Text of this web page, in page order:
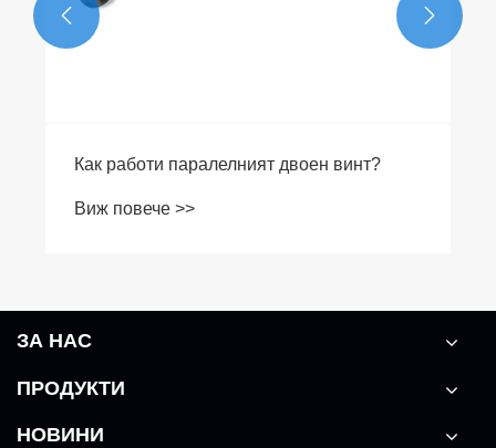
Как работи паралелният двоен винт?
Виж повече >>
 
ЗА НАС
ПРОДУКТИ
НОВИНИ